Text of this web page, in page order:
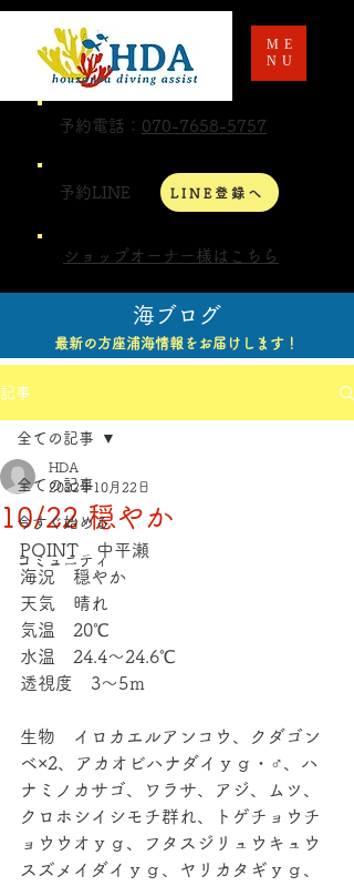
予約電話： 070-7658-5757
予約LINE LINE登録へ
ショップオーナー様はこちら
ME
NU
海ブログ
最新の方座浦海情報をお届けします！
記事
全ての記事
今すぐ始める
コミュニティ
全ての記事
10/22 穏やか
HDA
2022年10月22日
POINT　中平瀬
海況　穏やか
天気　晴れ
気温　20℃
水温　24.4～24.6℃
透視度　3～5ｍ
生物　イロカエルアンコウ、クダゴン
ベ×2、アカオビハナダイｙｇ・♂、ハ
ナミノカサゴ、ワラサ、アジ、ムツ、
クロホシイシモチ群れ、トゲチョウチ
ョウウオｙｇ、フタスジリュウキュウ
スズメイダイｙｇ、ヤリカタギｙｇ、